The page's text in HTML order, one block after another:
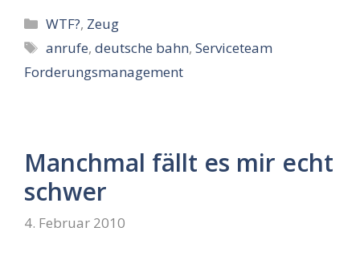
Kategorien
WTF?, Zeug
Schlagwörter
anrufe,deutsche bahn,Serviceteam
Forderungsmanagement
Manchmal fällt es mir echt
schwer
4. Februar 2010